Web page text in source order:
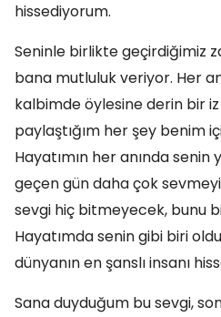
hissediyorum.
Seninle birlikte geçirdiğimiz
bana mutluluk veriyor. Her
kalbimde öylesine derin bir iz
paylaştığım her şey benim
Hayatımın her anında senin
geçen gün daha çok
sevgi hiç bitmeyecek, bunu
Hayatımda senin gibi biri
dünyanın en şanslı insanı
Sana duyduğum bu sevgi,